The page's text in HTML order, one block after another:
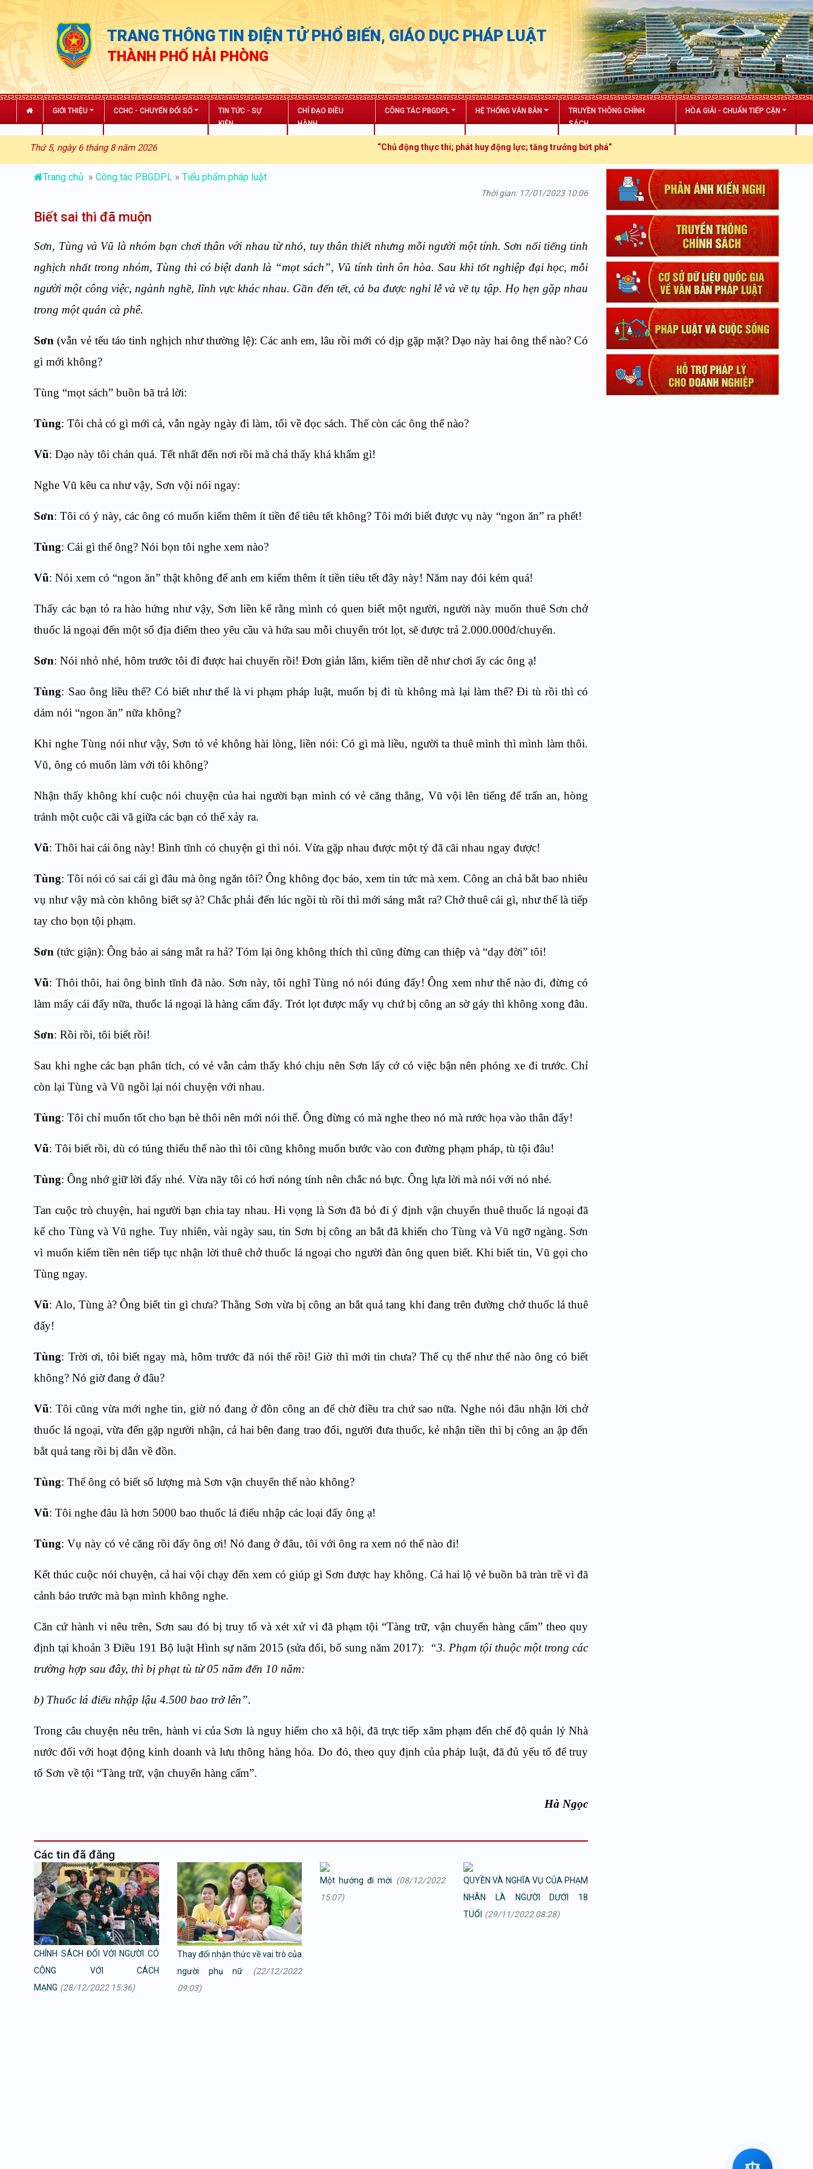
TRANG THÔNG TIN ĐIỆN TỬ PHỔ BIẾN, GIÁO DỤC PHÁP LUẬT
THÀNH PHỐ HẢI PHÒNG
GIỚI THIỆU CCHC - CHUYỂN ĐỔI SỐ
TIN TỨC - SỰ
KIỆN
CHỈ ĐẠO ĐIỀU
HÀNH
CÔNG TÁC PBGDPL HỆ THỐNG VĂN BẢN
TRUYỀN THÔNG CHÍNH
SÁCH
HÒA GIẢI - CHUẨN TIẾP CẬN
Thứ 5, ngày 6 tháng 8 năm 2026 “Chủ động thực thi; phát huy động lực; tăng trưởng bứt phá”
Trang chủ »Công tác PBGDPL »Tiểu phẩm pháp luật
Thời gian: 17/01/2023 10:06
Biết sai thì đã muộn
Sơn, Tùng và Vũ là nhóm bạn chơi thân với nhau từ nhỏ, tuy thân thiết nhưng mỗi người một tính. Sơn nổi tiếng tinh
nghịch nhất trong nhóm, Tùng thì có biệt danh là “mọt sách”, Vũ tính tình ôn hòa. Sau khi tốt nghiệp đại học, mỗi
người một công việc, ngành nghề, lĩnh vực khác nhau. Gần đến tết, cả ba được nghỉ lễ và về tụ tập. Họ hẹn gặp nhau
trong một quán cà phê.
Sơn (vẫn vẻ tếu táo tinh nghịch như thường lệ): Các anh em, lâu rồi mới có dịp gặp mặt? Dạo này hai ông thế nào? Có
gì mới không?
Tùng “mọt sách” buồn bã trả lời:
Tùng: Tôi chả có gì mới cả, vẫn ngày ngày đi làm, tối về đọc sách. Thế còn các ông thế nào?
Vũ: Dạo này tôi chán quá. Tết nhất đến nơi rồi mà chả thấy khá khẩm gì!
Nghe Vũ kêu ca như vậy, Sơn vội nói ngay:
Sơn: Tôi có ý này, các ông có muốn kiếm thêm ít tiền để tiêu tết không? Tôi mới biết được vụ này “ngon ăn” ra phết!
Tùng: Cái gì thế ông? Nói bọn tôi nghe xem nào?
Vũ: Nói xem có “ngon ăn” thật không để anh em kiếm thêm ít tiền tiêu tết đây này! Năm nay đói kém quá!
Thấy các bạn tỏ ra hào hứng như vậy, Sơn liền kể rằng mình có quen biết một người, người này muốn thuê Sơn chở
thuốc lá ngoại đến một số địa điểm theo yêu cầu và hứa sau mỗi chuyến trót lọt, sẽ được trả 2.000.000đ/chuyến.
Sơn: Nói nhỏ nhé, hôm trước tôi đi được hai chuyến rồi! Đơn giản lắm, kiếm tiền dễ như chơi ấy các ông ạ!
Tùng: Sao ông liều thế? Có biết như thế là vi phạm pháp luật, muốn bị đi tù không mà lại làm thế? Đi tù rồi thì có
dám nói “ngon ăn” nữa không?
Khi nghe Tùng nói như vậy, Sơn tỏ vẻ không hài lòng, liền nói: Có gì mà liều, người ta thuê mình thì mình làm thôi.
Vũ, ông có muốn làm với tôi không?
Nhận thấy không khí cuộc nói chuyện của hai người bạn mình có vẻ căng thẳng, Vũ vội lên tiếng để trấn an, hòng
tránh một cuộc cãi vã giữa các bạn có thể xảy ra.
Vũ: Thôi hai cái ông này! Bình tĩnh có chuyện gì thì nói. Vừa gặp nhau được một tý đã cãi nhau ngay được!
Tùng: Tôi nói có sai cái gì đâu mà ông ngăn tôi? Ông không đọc báo, xem tin tức mà xem. Công an chả bắt bao nhiêu
vụ như vậy mà còn không biết sợ à? Chắc phải đến lúc ngồi tù rồi thì mới sáng mắt ra? Chở thuê cái gì, như thế là tiếp
tay cho bọn tội phạm.
Sơn (tức giận): Ông bảo ai sáng mắt ra hả? Tóm lại ông không thích thì cũng đừng can thiệp và “dạy đời” tôi!
Vũ: Thôi thôi, hai ông bình tĩnh đã nào. Sơn này, tôi nghĩ Tùng nó nói đúng đấy! Ông xem như thế nào đi, đừng có
làm mấy cái đấy nữa, thuốc lá ngoại là hàng cấm đấy. Trót lọt được mấy vụ chứ bị công an sờ gáy thì không xong đâu.
Sơn: Rồi rồi, tôi biết rồi!
Sau khi nghe các bạn phân tích, có vẻ vẫn cảm thấy khó chịu nên Sơn lấy cớ có việc bận nên phóng xe đi trước. Chỉ
còn lại Tùng và Vũ ngồi lại nói chuyện với nhau.
Tùng: Tôi chỉ muốn tốt cho bạn bè thôi nên mới nói thế. Ông đừng có mà nghe theo nó mà rước họa vào thân đấy!
Vũ: Tôi biết rồi, dù có túng thiếu thế nào thì tôi cũng không muốn bước vào con đường phạm pháp, tù tội đâu!
Tùng: Ông nhớ giữ lời đấy nhé. Vừa nãy tôi có hơi nóng tính nên chắc nó bực. Ông lựa lời mà nói với nó nhé.
Tan cuộc trò chuyện, hai người bạn chia tay nhau. Hi vọng là Sơn đã bỏ đi ý định vận chuyển thuê thuốc lá ngoại đã
kể cho Tùng và Vũ nghe. Tuy nhiên, vài ngày sau, tin Sơn bị công an bắt đã khiến cho Tùng và Vũ ngỡ ngàng. Sơn
vì muốn kiếm tiền nên tiếp tục nhận lời thuê chở thuốc lá ngoại cho người đàn ông quen biết. Khi biết tin, Vũ gọi cho
Tùng ngay.
Vũ: Alo, Tùng à? Ông biết tin gì chưa? Thằng Sơn vừa bị công an bắt quả tang khi đang trên đường chở thuốc lá thuê
đấy!
Tùng: Trời ơi, tôi biết ngay mà, hôm trước đã nói thế rồi! Giờ thì mới tin chưa? Thế cụ thể như thế nào ông có biết
không? Nó giờ đang ở đâu?
Vũ: Tôi cũng vừa mới nghe tin, giờ nó đang ở đồn công an để chờ điều tra chứ sao nữa. Nghe nói đâu nhận lời chở
thuốc lá ngoại, vừa đến gặp người nhận, cả hai bên đang trao đổi, người đưa thuốc, kẻ nhận tiền thì bị công an ập đến
bắt quả tang rồi bị dẫn về đồn.
Tùng: Thế ông có biết số lượng mà Sơn vận chuyển thế nào không?
Vũ: Tôi nghe đâu là hơn 5000 bao thuốc lá điếu nhập các loại đấy ông ạ!
Tùng: Vụ này có vẻ căng rồi đấy ông ơi! Nó đang ở đâu, tôi với ông ra xem nó thế nào đi!
Kết thúc cuộc nói chuyện, cả hai vội chạy đến xem có giúp gì Sơn được hay không. Cả hai lộ vẻ buồn bã tràn trề vì đã
cảnh báo trước mà bạn mình không nghe.
Căn cứ hành vi nêu trên, Sơn sau đó bị truy tố và xét xử vì đã phạm tội “Tàng trữ, vận chuyển hàng cấm” theo quy
định tại khoản 3 Điều 191 Bộ luật Hình sự năm 2015 (sửa đổi, bổ sung năm 2017): “3. Phạm tội thuộc một trong các
trường hợp sau đây, thì bị phạt tù từ 05 năm đến 10 năm:
b) Thuốc lá điếu nhập lậu 4.500 bao trở lên”.
Trong câu chuyện nêu trên, hành vi của Sơn là nguy hiểm cho xã hội, đã trực tiếp xâm phạm đến chế độ quản lý Nhà
nước đối với hoạt động kinh doanh và lưu thông hàng hóa. Do đó, theo quy định của pháp luật, đã đủ yếu tố để truy
tố Sơn về tội “Tàng trữ, vận chuyển hàng cấm”.
Hà Ngọc
Các tin đã đăng
CHÍNH SÁCH ĐỐI VỚI NGƯỜI CÓ
CÔNG VỚI CÁCH
MẠNG (28/12/2022 15:36)
Thay đổi nhận thức về vai trò của
người phụ nữ
(22/12/2022
09:03)
Một hướng đi mới (08/12/2022
15:07)
QUYỀN VÀ NGHĨA VỤ CỦA PHẠM
NHÂN LÀ NGƯỜI DƯỚI 18
TUỔI (29/11/2022 08:28)